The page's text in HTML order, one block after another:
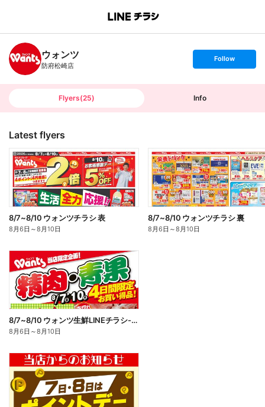
B
n
c
h
T
ウォンツ
防府松崎店
s
t
o
Follow
Flyers(25) Info
Latest flyers
8/7~8/10 ウォンツチラシ 表
8月6日 ～8月10日
8/7~8/10 ウォンツチラシ 裏
8月6日 ～8月10日
8/7~8/10 ウォンツ生鮮LINEチラシ-AHHHMNOP
8月6日 ～8月10日